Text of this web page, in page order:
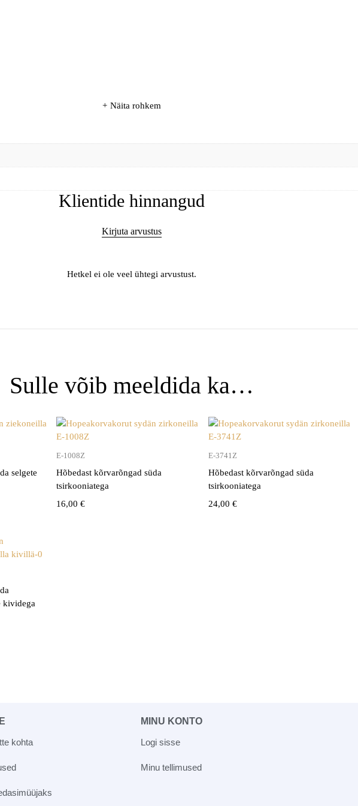
Näita rohkem
Klientide hinnangud
Kirjuta arvustus
Hetkel ei ole veel ühtegi arvustust.
Sulle võib meeldida ka…
selgete
E-1008Z
Hõbedast kõrvarõngad süda
tsirkooniatega
16,00 €
E-3741Z
Hõbedast kõrvarõngad süda
tsirkooniatega
24,00€
kividega
kohta
MINU KONTO
Logi sisse
Minu tellimused